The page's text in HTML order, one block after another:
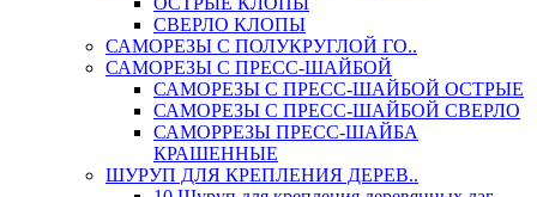
СВЕРЛО КЛОПЫ
САМОРЕЗЫ С ПОЛУКРУГЛОЙ ГО..
САМОРЕЗЫ С ПРЕСС-ШАЙБОЙ
САМОРЕЗЫ С ПРЕСС-ШАЙБОЙ ОСТРЫЕ
САМОРЕЗЫ С ПРЕСС-ШАЙБОЙ СВЕРЛО
САМОРРЕЗЫ ПРЕСС-ШАЙБА
КРАШЕННЫЕ
ШУРУП ДЛЯ КРЕПЛЕНИЯ ДЕРЕВ..